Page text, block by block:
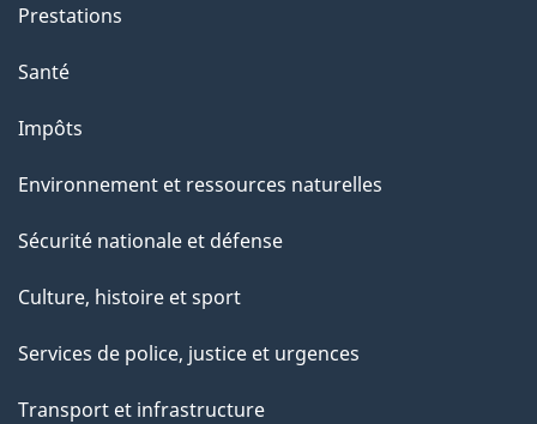
Prestations
Santé
Impôts
Environnement et ressources naturelles
Sécurité nationale et défense
Culture, histoire et sport
Services de police, justice et urgences
Transport et infrastructure